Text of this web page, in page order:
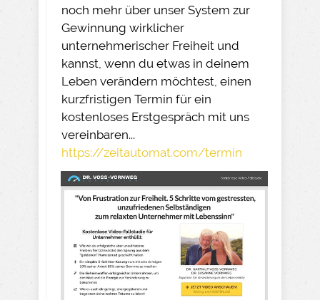
noch mehr über unser System zur
Gewinnung wirklicher
unternehmerischer Freiheit und
kannst, wenn du etwas in deinem
Leben verändern möchtest, einen
kurzfristigen Termin für ein
kostenloses Erstgespräch mit uns
vereinbaren...
https://zeitautomat.com/termin